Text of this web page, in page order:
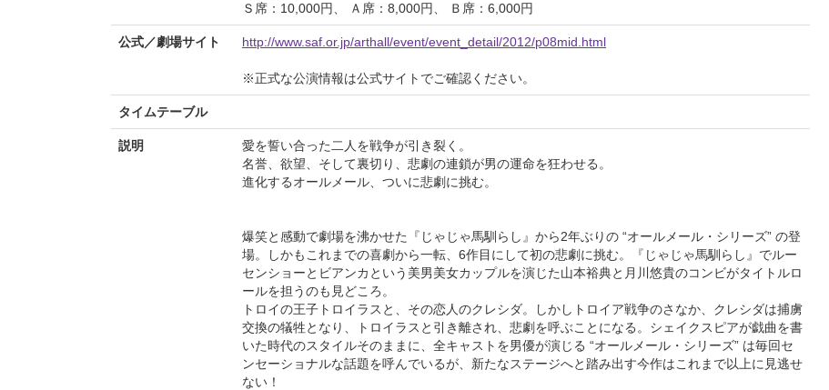
Ｓ席：10,000円、 Ａ席：8,000円、 Ｂ席：6,000円
公式／劇場サイト http://www.saf.or.jp/arthall/event/event_detail/2012/p08mid.html
※正式な公演情報は公式サイトでご確認ください。
タイムテーブル
説明
愛を誓い合った二人を戦争が引き裂く。
名誉、欲望、そして裏切り、悲劇の連鎖が男の運命を狂わせる。
進化するオールメール、ついに悲劇に挑む。
爆笑と感動で劇場を沸かせた『じゃじゃ馬馴らし』から2年ぶりの “オールメール・シリーズ” の登
場。しかもこれまでの喜劇から一転、6作目にして初の悲劇に挑む。『じゃじゃ馬馴らし』でルー
センショーとビアンカという美男美女カップルを演じた山本裕典と月川悠貴のコンビがタイトルロ
ールを担うのも見どころ。
トロイの王子トロイラスと、その恋人のクレシダ。しかしトロイア戦争のさなか、クレシダは捕虜
交換の犠牲となり、トロイラスと引き離され、悲劇を呼ぶことになる。シェイクスピアが戯曲を書
いた時代のスタイルそのままに、全キャストを男優が演じる “オールメール・シリーズ” は毎回セ
ンセーショナルな話題を呼んでいるが、新たなステージへと踏み出す今作はこれまで以上に見逃せ
ない！